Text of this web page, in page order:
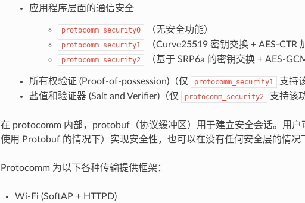
应用程序层面的通信安全
protocomm_security0 （无安全功能）
protocomm_security1 （Curve25519 密钥交换 + AES-CTR
protocomm_security2 （基于 SRP6a 的密钥交换 + AES-
所有权验证 (Proof-of-possession)（仅 protocomm_security1
支持
盐值和验证器 (Salt and Verifier)（仅
protocomm_security2 支持该
在 protocomm 内部，protobuf（协议缓冲区）用于建立安全会话。用户
使用 Protobuf 的情况下）实现安全性，也可以在没有任何安全层的情况
Protocomm 为以下各种传输提供框架：
Wi-Fi (SoftAP + HTTPD)